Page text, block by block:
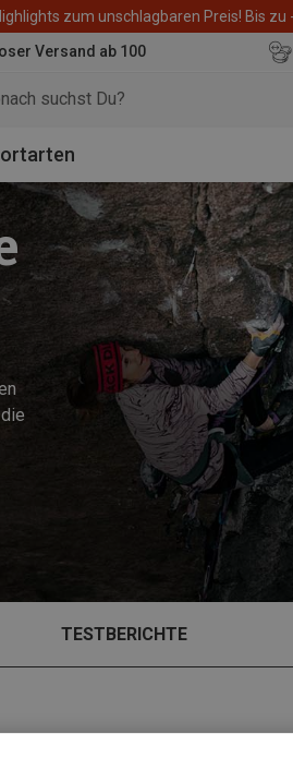
zum unschlagbaren Preis! Bis zu
Versand ab 100
TESTBERICHTE